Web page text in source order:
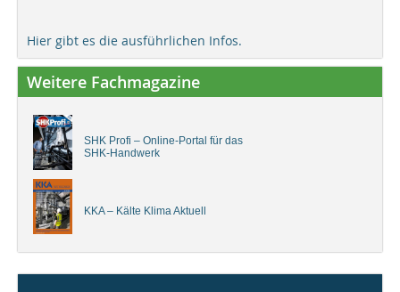
Hier gibt es die ausführlichen Infos.
Weitere Fachmagazine
SHK Profi – Online-Portal für das
SHK-Handwerk
KKA – Kälte Klima Aktuell